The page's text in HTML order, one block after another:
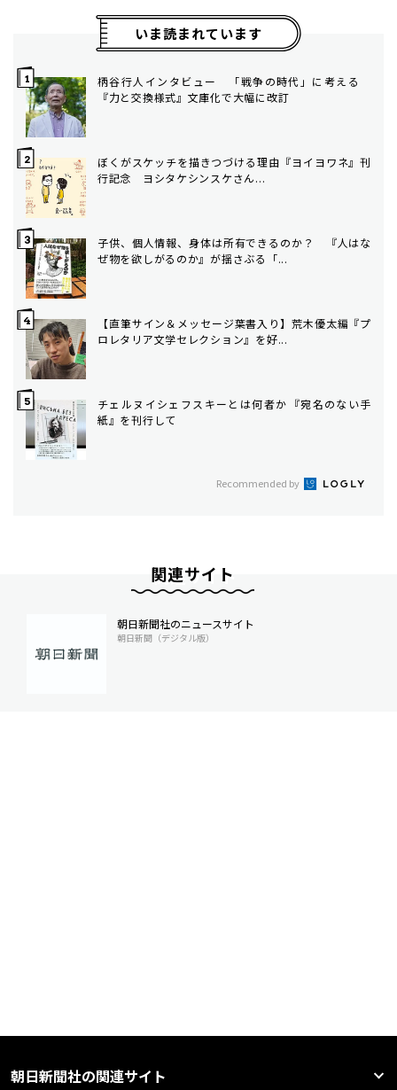
いま読まれています
柄谷行人インタビュー 「戦争の時代」に考える
『力と交換様式』文庫化で大幅に改訂
ぼくがスケッチを描きつづける理由――『ヨイヨワネ』刊
行記念 ヨシタケシンスケさん...
子供、個人情報、身体は所有できるのか？ 『人はな
ぜ物を欲しがるのか』が揺さぶる「...
【直筆サイン＆メッセージ葉書入り】荒木優太編『プ
ロレタリア文学セレクション』を好...
チェルヌイシェフスキーとは何者か――『宛名のない手
紙』を刊行して
Recommended by
関連サイト
朝日新聞社のニュースサイト
朝日新聞（デジタル版）
朝日新聞社の関連サイト